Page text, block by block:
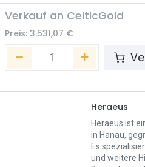
Verkauf an CelticGold
Preis: 3.531,07 €
Heraeus
Heraeus ist
in Hanau,
Es
und weitere